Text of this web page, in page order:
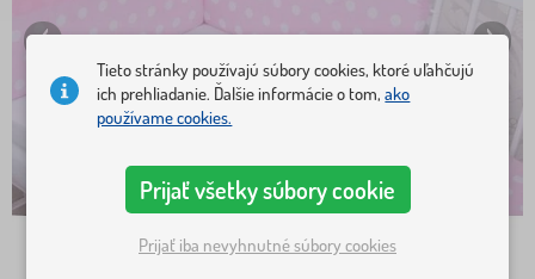
Tieto stránky používajú súbory cookies, ktoré uľahčujú
ich prehliadanie. Ďalšie informácie o tom,ako
používame cookies.
Prijať všetky súbory cookie
Prijať iba nevyhnutné súbory cookies